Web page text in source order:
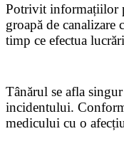
Potrivit informațiilor
groapă de canalizare
timp ce efectua
Tânărul se afla
incidentului.
medicului cu o